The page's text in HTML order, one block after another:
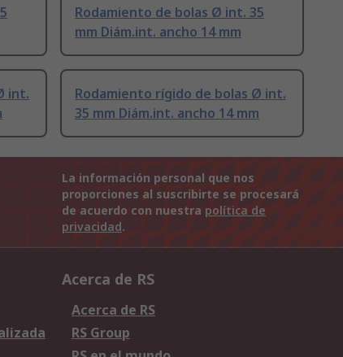
Rodamiento de bolas Ø int. 35
mm Diám.int. ancho 14 mm
int.
Rodamiento rígido de bolas Ø int.
35 mm Diám.int. ancho 14 mm
La información personal que nos
proporciones al suscribirte se procesará
de acuerdo con nuestra política de
privacidad.
Acerca de RS
Acerca de RS
RS Group